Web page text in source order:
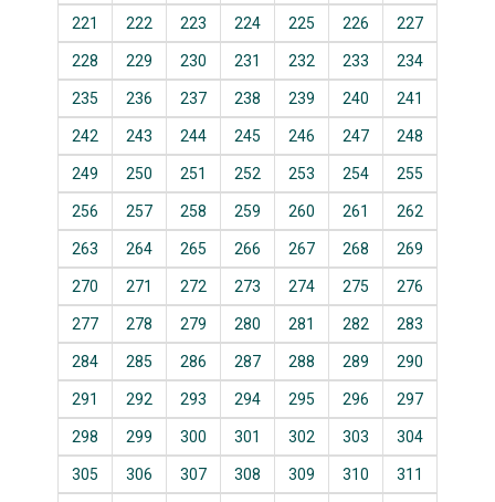
221 222 223 224 225 226 227
228 229 230 231 232 233 234
235 236 237 238 239 240 241
242 243 244 245 246 247 248
249 250 251 252 253 254 255
256 257 258 259 260 261 262
263 264 265 266 267 268 269
270 271 272 273 274 275 276
277 278 279 280 281 282 283
284 285 286 287 288 289 290
291 292 293 294 295 296 297
298 299 300 301 302 303 304
305 306 307 308 309 310 311